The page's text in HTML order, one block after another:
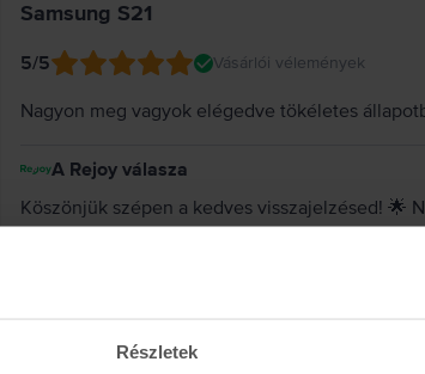
Részletek
Samsung S21
5/5 Vásárlói vélemények
Nagyon meg vagyok elégedve tökéletes
A Rejoy válasza
Köszönjük szépen a kedves visszajelzésed! 🌟